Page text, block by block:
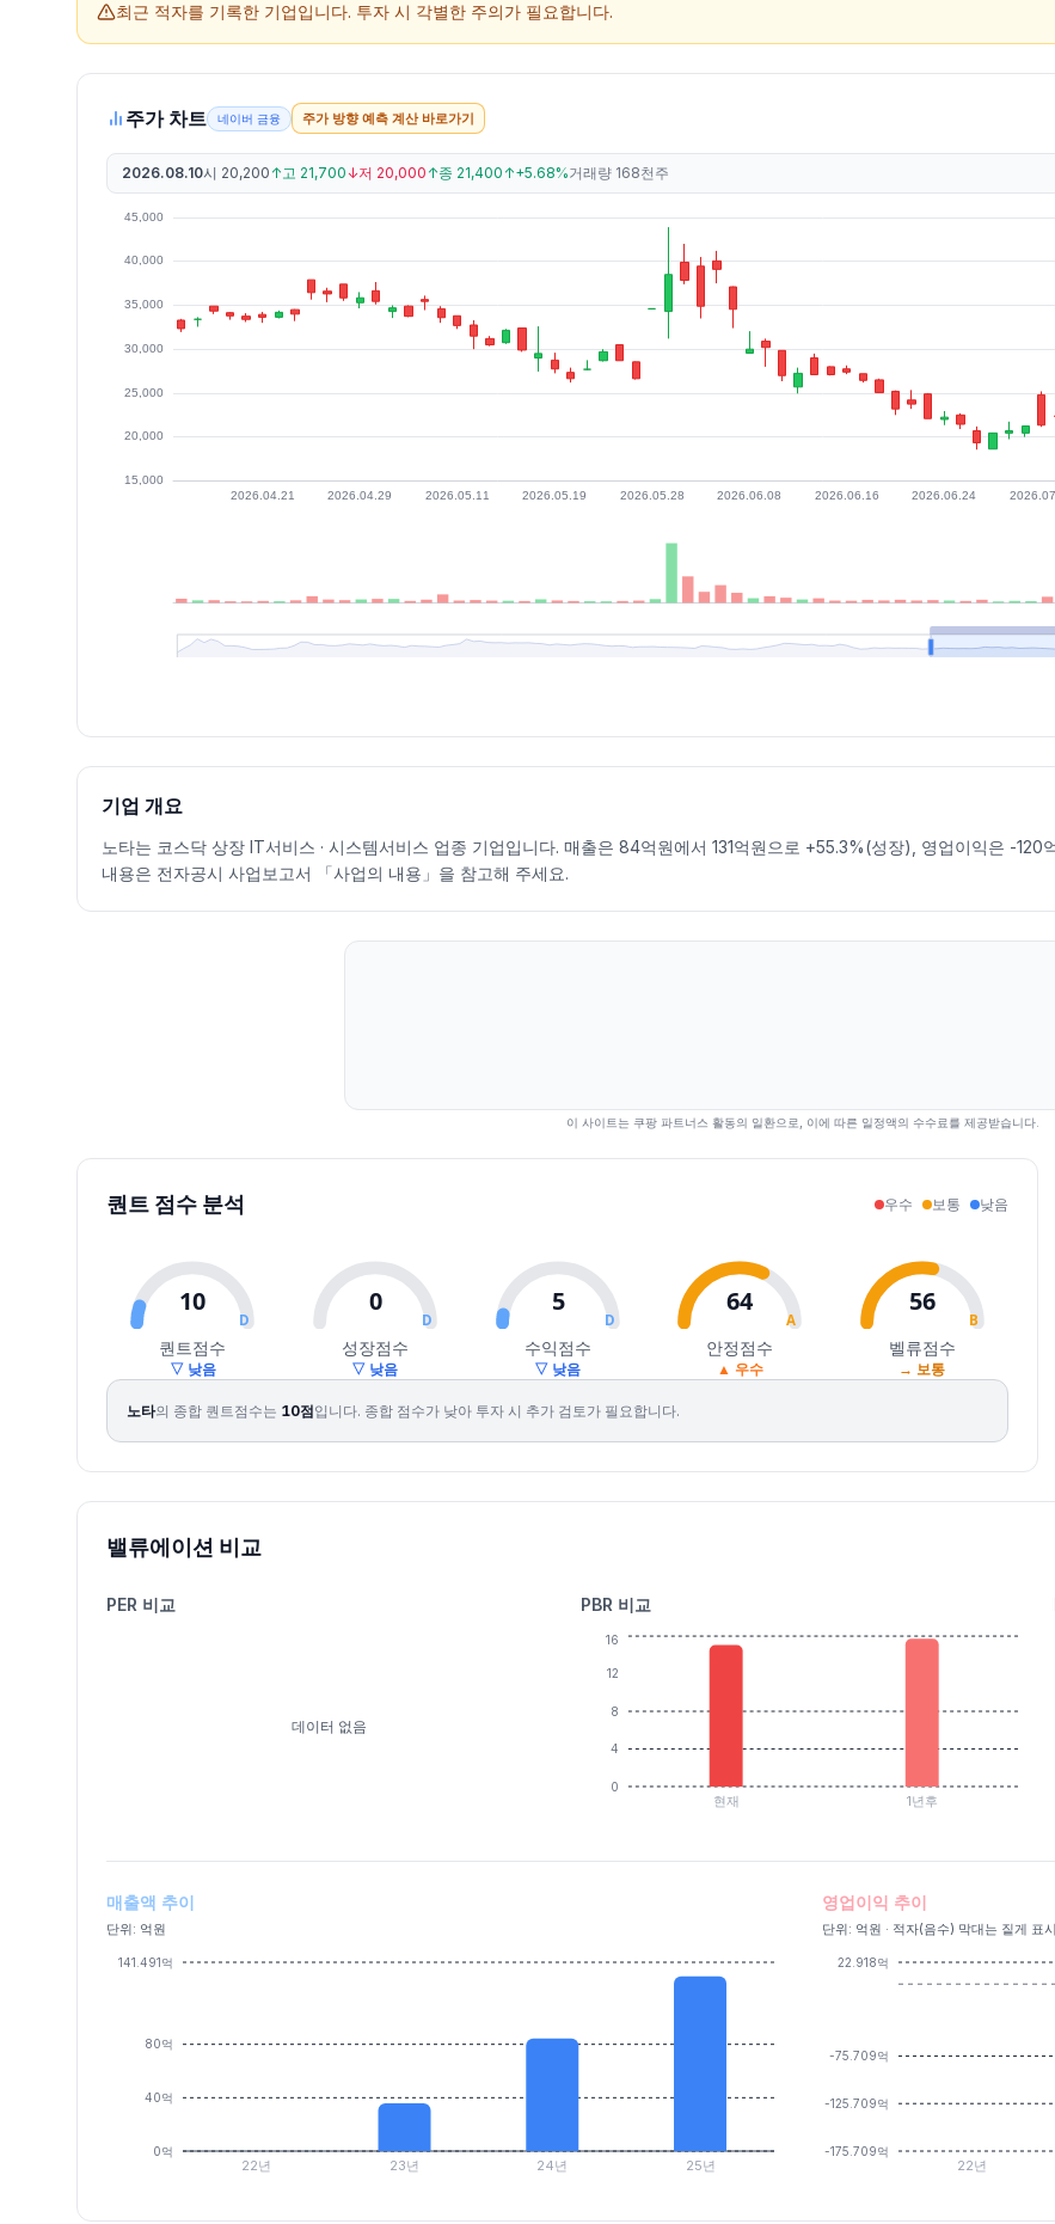
최근 적자를 기록한 기업입니다. 투자 시 각별한 주의가 필요합니다.
주가 차트 네이버 금융 주가 방향 예측 계산 바로가기
2026.08.10시 20,200 ↑고 21,700↓저 20,000 ↑종 21,400 ↑+5.68%거래량 168천주
2026.07.07
20600211001929019620-6.35135820
2026.07.08
19000193301779018030-8.10 162729
2026.07.09
17700
2026.07.13
19130194701752017570-8.15 140035
2026.07.14
168801734016180 16820-4.27 138885
2026.07.15
176001845017500179306.60 125967
16910-5.69
201006.91 489295
2026.07.28
20850210501918019710-10.61232498
2026.07.29
1925019430
2026.07.31
1706018840 1856016.58
2026.08.03
1831018970 18440 -0.65
182301
2026.08.04
2100019550 20350
295520
2026.08.05
2095021250 210003.19 206697
2026.08.06
219502215020600215002.38 272025
2026.08.07
21100 212001992020250-5.81 164156
2026.08.10
202002170020000214005.68 168089
기업 개요
노타는 코스닥 상장 IT서비스 · 시스템서비스 업종 기업입니다. 매출은 84억원에서 131억원으로 +55.3%(성장), 영업이익은 -
내용은 전자공시 사업보고서 「사업의 내용」을 참고해 주세요.
이 사이트는 쿠팡 파트너스 활동의 일환으로, 이에 따른 일정액의 수수료를 제공받습니다.
퀀트 점수 분석 우수 보통 낮음
10
D
퀀트점수
▽ 낮음
0
D
성장점수
▽ 낮음
5
D
수익점수
▽ 낮음
64
A
안정점수
▲ 우수
56
B
벨류점수
→ 보통
노타의 종합 퀀트점수는 10점입니다. 종합 점수가 낮아 투자 시 추가 검토가 필요합니다.
밸류에이션 비교
PER 비교
데이터 없음
PBR 비교
현재 1년후
0
4
8
12
16
매출액 추이
단위: 억원
22년 23년 24년 25년
0억
40억
80억
141.491억
영업이익 추이
단위: 억원 · 적자(음수) 막대는 짙게 표시
22년
-175.709억
-125.709억
-75.709억
22.918억